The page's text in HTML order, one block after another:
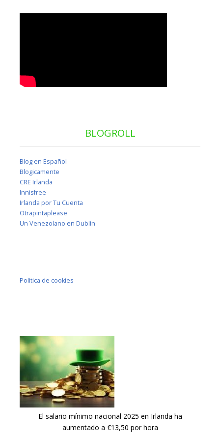
BLOGROLL
Blog en Español
Blogicamente
CRE Irlanda
Innisfree
Irlanda por Tu Cuenta
Otrapintaplease
Un Venezolano en Dublín
Política de cookies
El salario mínimo nacional 2025 en Irlanda ha
aumentado a €13,50 por hora